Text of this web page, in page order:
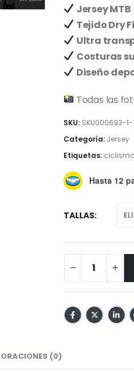
Jersey MTB
Tejido Dry
Ultra
Costuras
Diseño
Todas las
SKU: SKU000693-1-
Categoría: Jersey
Etiquetas:
Hasta 12
TALLAS
(0)